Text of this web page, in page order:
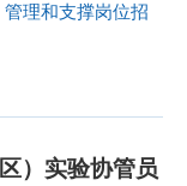
管理和支撑岗位招
）实验协管员